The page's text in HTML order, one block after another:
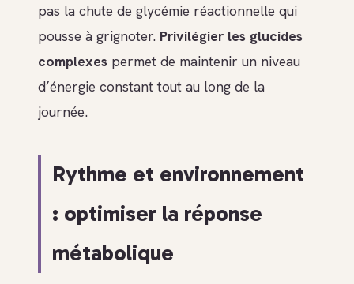
pas la chute de glycémie réactionnelle qui
pousse à grignoter. Privilégier les glucides
complexes permet de maintenir un niveau
d’énergie constant tout au long de la
journée.
Rythme et environnement
: optimiser la réponse
métabolique